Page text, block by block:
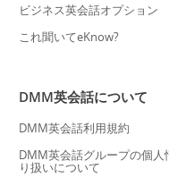
ビジネス英会話オプション
これ聞いてeKnow?
DMM英会話について
DMM英会話利用規約
DMM英会話グループの個人
り扱いについて